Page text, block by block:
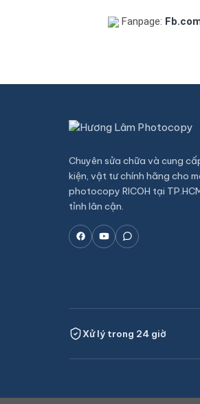
Fanpage:
Chuyên sửa chữa và cung
kiện, vật tư chính hãng cho
photocopy RICOH tại
tỉnh lân cận.
Xử lý trong 24 giờ